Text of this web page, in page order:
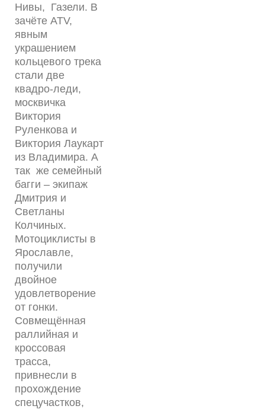
Нивы, Газели. В
зачёте ATV,
явным
украшением
кольцевого трека
стали две
квадро-леди,
москвичка
Виктория
Руленкова и
Виктория Лаукарт
из Владимира. А
так же семейный
багги – экипаж
Дмитрия и
Светланы
Колчиных.
Мотоциклисты в
Ярославле,
получили
двойное
удовлетворение
от гонки.
Совмещённая
раллийная и
кроссовая
трасса,
привнесли в
прохождение
спецучастков,